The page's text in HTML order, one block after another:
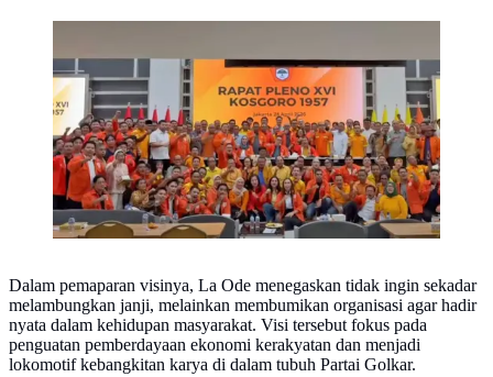
Dalam pemaparan visinya, La Ode menegaskan tidak ingin sekadar
melambungkan janji, melainkan membumikan organisasi agar hadir
nyata dalam kehidupan masyarakat. Visi tersebut fokus pada
penguatan pemberdayaan ekonomi kerakyatan dan menjadi
lokomotif kebangkitan karya di dalam tubuh Partai Golkar.